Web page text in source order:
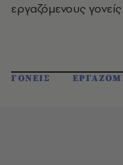
εργαζόμενους
ΓΟΝΕΙΣ